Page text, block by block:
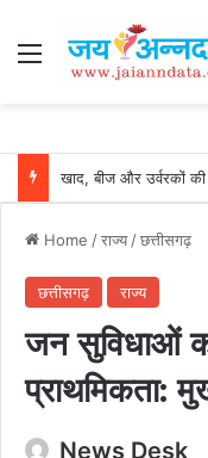
Menu
Home /राज्य/छत्तीसगढ़
छत्तीसगढ़ राज्य
जन सुविधाओं
प्राथमिकता:
News Desk